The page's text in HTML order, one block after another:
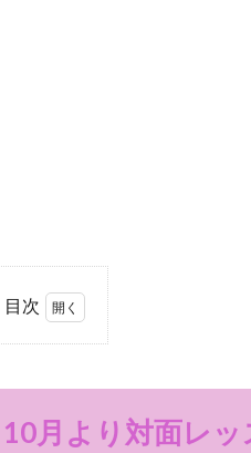
目次
月よ
面レ
10月より対面レ